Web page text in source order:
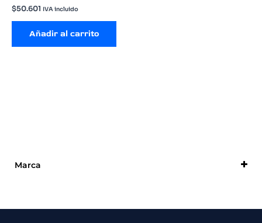
Marca
$50.601 IVA incluido
Añadir al carrito